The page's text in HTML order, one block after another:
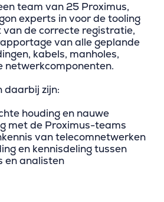
team van 25 Proximus,
experts in voor de tooling
de correcte registratie,
van alle geplande
kabels, manholes,
netwerkcomponenten.
daarbij zijn:
houding en nauwe
met de Proximus-teams
van telecomnetwerken
en kennisdeling tussen
en analisten